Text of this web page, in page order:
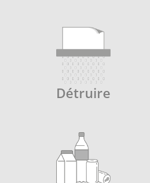
Détruire